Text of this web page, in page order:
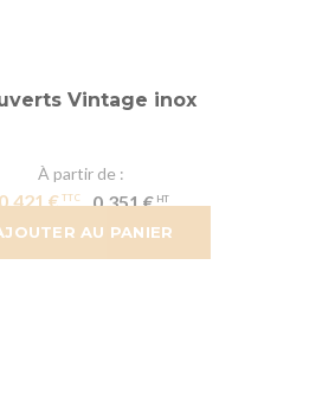
AU PANIER
Vintage inox
À partir de
€ 0,351 €